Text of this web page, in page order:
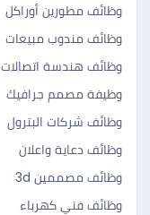
وظائف مطورين أوراكل
وظائف مندوب مبيعات
وظائف هندسة اتصالات
وظيفة مصمم جرافيك
وظائف شركات البترول
وظائف دعاية واعلان
وظائف مصممين 3d
وظائف فني كهرباء